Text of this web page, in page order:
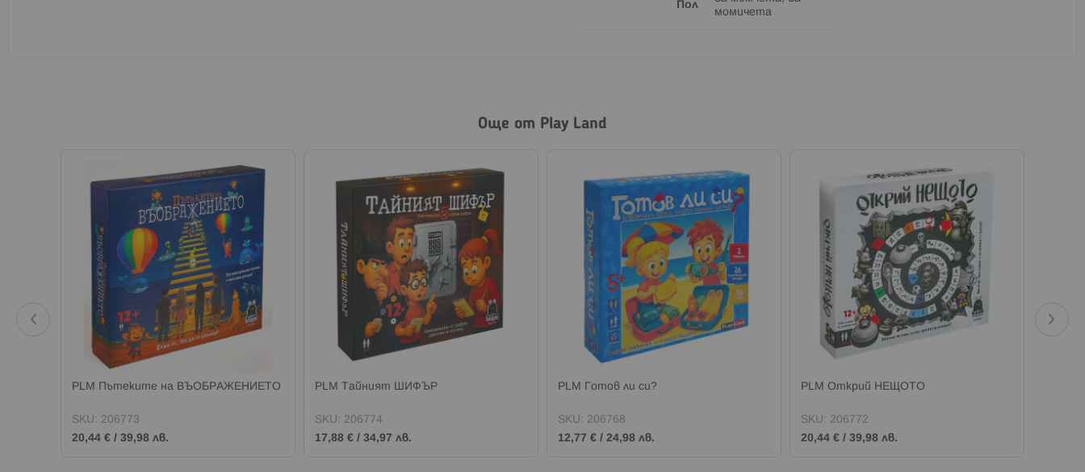
Пол
момичета
Още от Play Land
PLM Пътеките на ВЪОБРАЖЕНИЕТО
SKU: 206773
20,44 € / 39,98 лв.
PLM Тайният ШИФЪР
SKU: 206774
17,88 € / 34,97 лв.
PLM Готов ли си?
SKU: 206768
12,77 € / 24,98 лв.
PLM Открий НЕЩОТО
SKU: 206772
20,44 € / 39,98 лв.